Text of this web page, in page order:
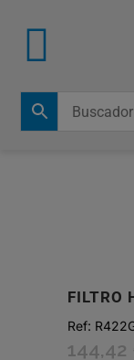
FILTRO
Ref:
144,42